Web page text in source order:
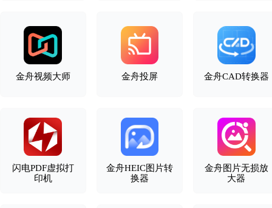
金舟视频大师 金舟投屏 金舟CAD转换器
闪电PDF虚拟打
印机
金舟HEIC图片转
换器
金舟图片无损放
大器